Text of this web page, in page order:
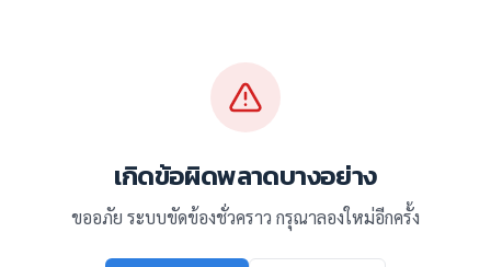
เกิดข้อผิดพลาดบางอย่าง
ขออภัย ระบบขัดข้องชั่วคราว กรุณาลองใหม่อีกครั้ง